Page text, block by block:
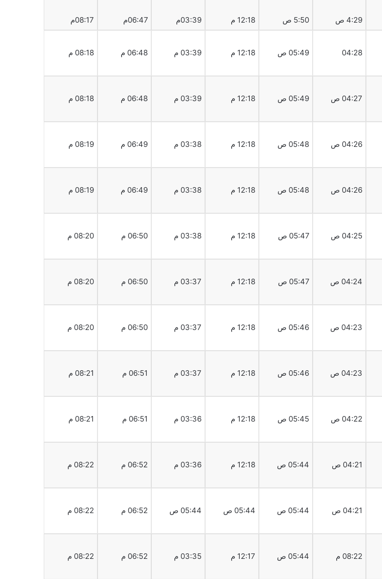
4:29 ص 5:50 ص 12:18 م 03:39م 06:47م 08:17م
04:28 05:49 ص 12:18 م 03:39 م 06:48 م 08:18 م
04:27 ص 05:49 ص 12:18 م 03:39 م 06:48 م 08:18 م
04:26 ص 05:48 ص 12:18 م 03:38 م 06:49 م 08:19 م
04:26 ص 05:48 ص 12:18 م 03:38 م 06:49 م 08:19 م
04:25 ص 05:47 ص 12:18 م 03:38 م 06:50 م 08:20 م
04:24 ص 05:47 ص 12:18 م 03:37 م 06:50 م 08:20 م
04:23 ص 05:46 ص 12:18 م 03:37 م 06:50 م 08:20 م
04:23 ص 05:46 ص 12:18 م 03:37 م 06:51 م 08:21 م
04:22 ص 05:45 ص 12:18 م 03:36 م 06:51 م 08:21 م
04:21 ص 05:44 ص 12:18 م 03:36 م 06:52 م 08:22 م
04:21 ص 05:44 ص 05:44 ص 05:44 ص 06:52 م 08:22 م
08:22 م 05:44 ص 12:17 م 03:35 م 06:52 م 08:22 م